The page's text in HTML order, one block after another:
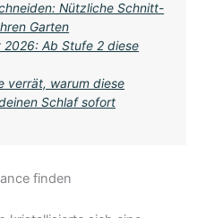
Nützliche Schnitt-
Garten
Ab Stufe 2 diese
verrät, warum diese
Schlaf sofort
finden